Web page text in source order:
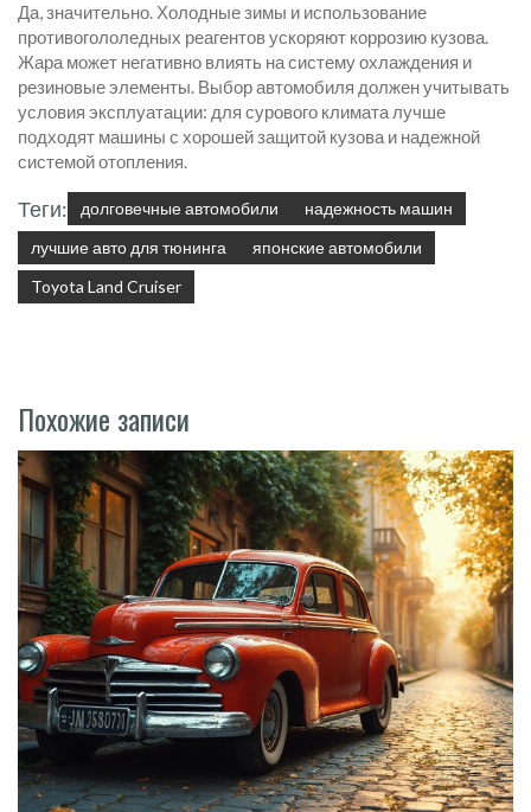
Да, значительно. Холодные зимы и использование
противогололедных реагентов ускоряют коррозию кузова.
Жара может негативно влиять на систему охлаждения и
резиновые элементы. Выбор автомобиля должен учитывать
условия эксплуатации: для сурового климата лучше
подходят машины с хорошей защитой кузова и надежной
системой отопления.
Теги: долговечные автомобили
надежность машин
лучшие авто для тюнинга
японские автомобили
Toyota Land Cruiser
Похожие записи